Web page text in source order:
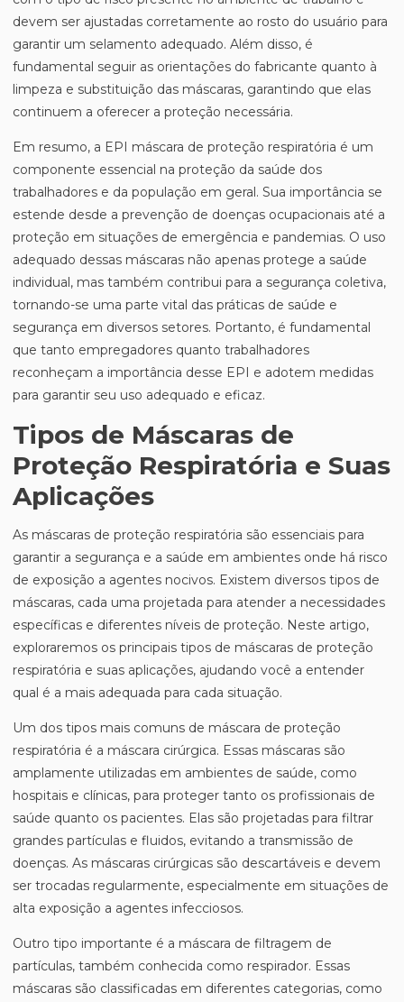
devem ser ajustadas corretamente ao rosto do usuário para
garantir um selamento adequado. Além disso, é
fundamental seguir as orientações do fabricante quanto à
limpeza e substituição das máscaras, garantindo que elas
continuem a oferecer a proteção necessária.
Em resumo, a EPI máscara de proteção respiratória é um
componente essencial na proteção da saúde dos
trabalhadores e da população em geral. Sua importância se
estende desde a prevenção de doenças ocupacionais até a
proteção em situações de emergência e pandemias. O uso
adequado dessas máscaras não apenas protege a saúde
individual, mas também contribui para a segurança coletiva,
tornando-se uma parte vital das práticas de saúde e
segurança em diversos setores. Portanto, é fundamental
que tanto empregadores quanto trabalhadores
reconheçam a importância desse EPI e adotem medidas
para garantir seu uso adequado e eficaz.
Tipos de Máscaras de
Proteção Respiratória e Suas
Aplicações
As máscaras de proteção respiratória são essenciais para
garantir a segurança e a saúde em ambientes onde há risco
de exposição a agentes nocivos. Existem diversos tipos de
máscaras, cada uma projetada para atender a necessidades
específicas e diferentes níveis de proteção. Neste artigo,
exploraremos os principais tipos de máscaras de proteção
respiratória e suas aplicações, ajudando você a entender
qual é a mais adequada para cada situação.
Um dos tipos mais comuns de máscara de proteção
respiratória é a máscara cirúrgica. Essas máscaras são
amplamente utilizadas em ambientes de saúde, como
hospitais e clínicas, para proteger tanto os profissionais de
saúde quanto os pacientes. Elas são projetadas para filtrar
grandes partículas e fluidos, evitando a transmissão de
doenças. As máscaras cirúrgicas são descartáveis e devem
ser trocadas regularmente, especialmente em situações de
alta exposição a agentes infecciosos.
Outro tipo importante é a máscara de filtragem de
partículas, também conhecida como respirador. Essas
máscaras são classificadas em diferentes categorias, como